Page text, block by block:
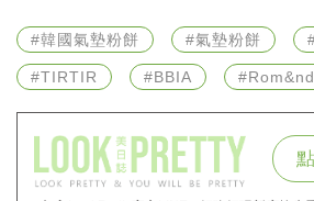
#韓國氣墊粉餅 #氣墊粉餅
#TIRTIR #BBIA #Rom&nd